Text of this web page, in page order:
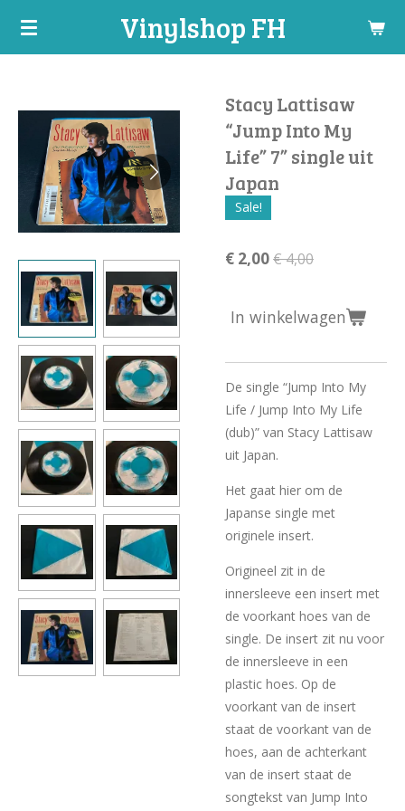
Ga
hoofdinhoud
Vinylshop FH
Stacy Lattisaw
“Jump Into My
Life” 7” single uit
Japan
Sale!
€ 2,00€ 4,00
In winkelwagen
De single “Jump Into My
Life / Jump Into My Life
(dub)” van Stacy Lattisaw
uit Japan.
Het gaat hier om de
Japanse single met
originele insert.
Origineel zit in de
innersleeve een insert met
de voorkant hoes van de
single. De insert zit nu voor
de innersleeve in een
plastic hoes. Op de
voorkant van de insert
staat de voorkant van de
hoes, aan de achterkant
van de insert staat de
songtekst van Jump Into